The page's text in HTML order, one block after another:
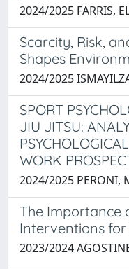
2024/2025 FARRIS,
Scarcity, Risk,
Shapes
2024/2025
SPORT
JIU JITSU:
WORK
2024/2025 PERONI,
The Importance
Interventions for
2023/2024